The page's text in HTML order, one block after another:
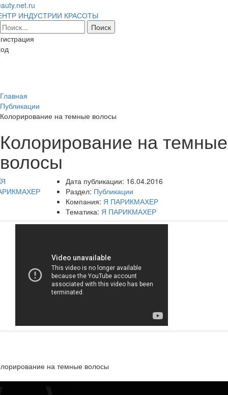
ИНДУСТРИИ КРАСОТЫ
Главная
Публикации
Колорирование на темные волосы
Колорирование на темные
волосы
Дата публикации: 16.04.2016
Раздел: Публикации
Компания: Я ПАРИКМАХЕР
Тематика: Я ПАРИКМАХЕР
на темные волосы